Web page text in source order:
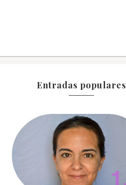
Entradas populares